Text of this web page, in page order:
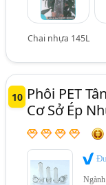
Chai nhựa 145L
10 Phôi PET
Cơ Sở Ép